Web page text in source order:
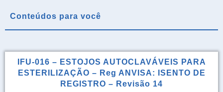
Conteúdos para você
IFU-016 – ESTOJOS AUTOCLAVÁVEIS PARA
ESTERILIZAÇÃO – Reg ANVISA: ISENTO DE
REGISTRO – Revisão 14